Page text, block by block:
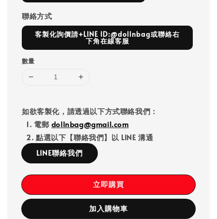
聯絡方式
客製化詢價請+LINE ID:@dollnbag或聯絡右
下角在線客服
數量
如欲客製化，請透過以下方式聯絡我們：
1. 電郵 dollnbag@gmail.com
2. 點選以下【聯絡我們】以 LINE 溝通
LINE聯絡我們
立即購買
加入購物車